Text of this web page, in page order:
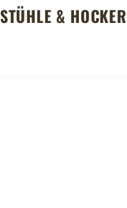
& HOCKER